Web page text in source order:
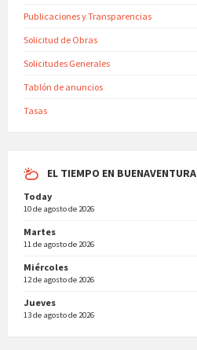
Publicaciones y Transparencias
Solicitud de Obras
Solicitudes Generales
Tablón de anuncios
Tasas
EL TIEMPO EN BUENAVENTURA
Today
10 de agosto de 2026
Martes
11 de agosto de 2026
Miércoles
12 de agosto de 2026
Jueves
13 de agosto de 2026